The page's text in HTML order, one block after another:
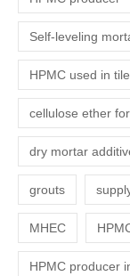
Self-leveling
HPMC used in
cellulose ether
dry mortar
grouts
MHEC
HPMC producer